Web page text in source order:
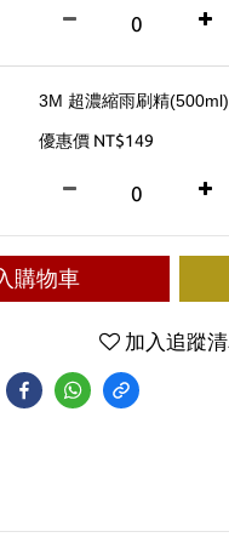
3M 超濃縮雨刷精
優惠價 NT$149
購物車
加入追蹤